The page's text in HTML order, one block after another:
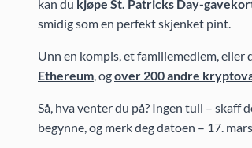
kan du kjøpe St. Patricks Day-
smidig som en perfekt skjenket pint.
Unn en kompis, et familiemedlem, eller
Ethereum, ogover 200 andre
Så, hva venter du på? Ingen tull – skaff
begynne, og merk deg datoen – 17.